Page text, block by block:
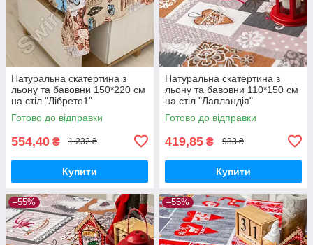
Натуральна скатертина з
льону та бавовни 150*220 см
на стіл "Лібрето1"
Готово до відправки
554,40 ₴ 1 232 ₴
Купити
Натуральна скатертина з
льону та бавовни 110*150 см
на стіл "Лапландія"
Готово до відправки
419,85 ₴ 933 ₴
Купити
–55% –55%